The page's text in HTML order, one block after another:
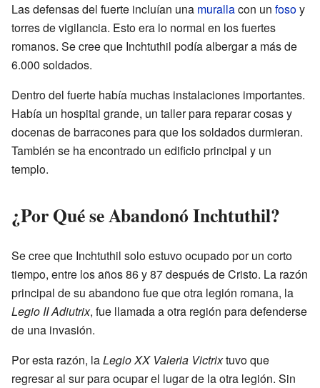
Las defensas del fuerte incluían una murallacon un fosoy
torres de vigilancia. Esto era lo normal en los fuertes
romanos. Se cree que Inchtuthil podía albergar a más de
6.000 soldados.
Dentro del fuerte había muchas instalaciones importantes.
Había un hospital grande, un taller para reparar cosas y
docenas de barracones para que los soldados durmieran.
También se ha encontrado un edificio principal y un
templo.
¿Por Qué se Abandonó Inchtuthil?
Se cree que Inchtuthil solo estuvo ocupado por un corto
tiempo, entre los años 86 y 87 después de Cristo. La razón
principal de su abandono fue que otra legión romana, la
Legio II Adiutrix, fue llamada a otra región para defenderse
de una invasión.
Por esta razón, laLegio XX Valeria Victrixtuvo que
regresar al sur para ocupar el lugar de la otra legión. Sin